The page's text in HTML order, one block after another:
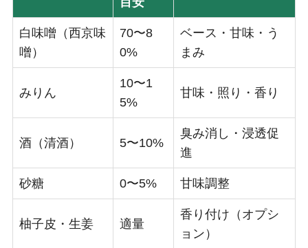
白味噌（西京味
噌）
70〜8
0%
ベース・甘味・う
まみ
みりん
10〜1
5%
甘味・照り・香り
酒（清酒） 5〜10%
臭み消し・浸透促
進
砂糖 0〜5% 甘味調整
柚子皮・生姜 適量
香り付け（オプシ
ョン）